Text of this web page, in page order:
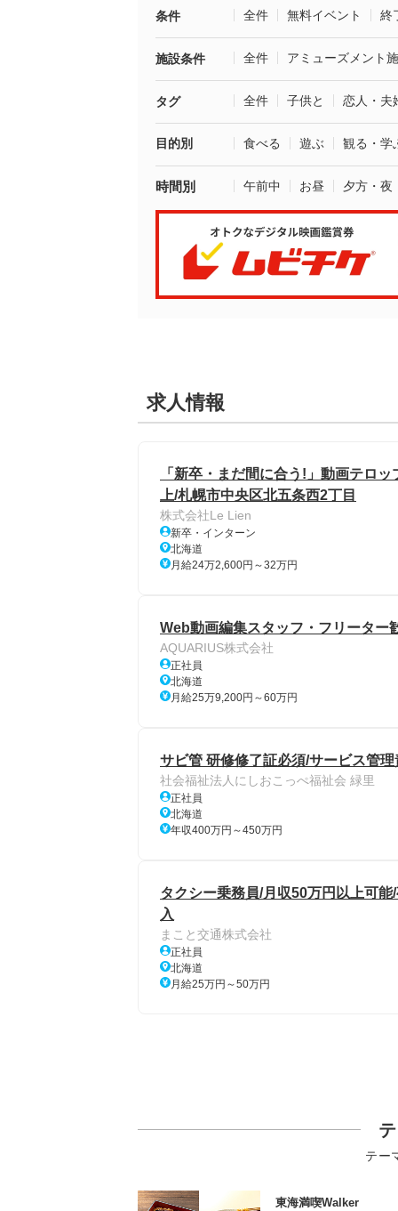
条件 全件 無料イベント 終
施設条件 全件 アミューズメント
タグ 全件 子供と 恋人・夫
目的別 食べる 遊ぶ 観る・学
時間別 午前中 お昼 夕方・夜
求人情報
「新卒・まだ間に合う!」動画テロ
上/札幌市中央区北五条西2丁目
株式会社Le Lien
新卒・インターン
北海道
月給24万2,600円～32万円
Web動画編集スタッフ・フリーター
AQUARIUS株式会社
正社員
北海道
月給25万9,200円～60万円
サビ管 研修修了証必須/サービス管
社会福祉法人にしおこっぺ福祉会 緑里
正社員
北海道
年収400万円～450万円
タクシー乗務員/月収50万円以上可
入
まこと交通株式会社
正社員
北海道
月給25万円～50万円
テー
東海満喫Walker